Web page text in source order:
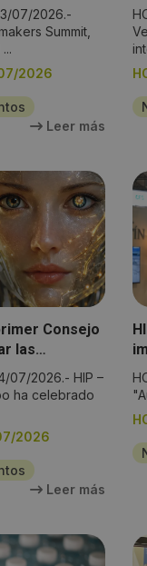
07/2026.-
Summit,
2026
Leer más
Consejo
las
el futuro
07/2026.- HIP –
ha celebrado
2026
Leer más